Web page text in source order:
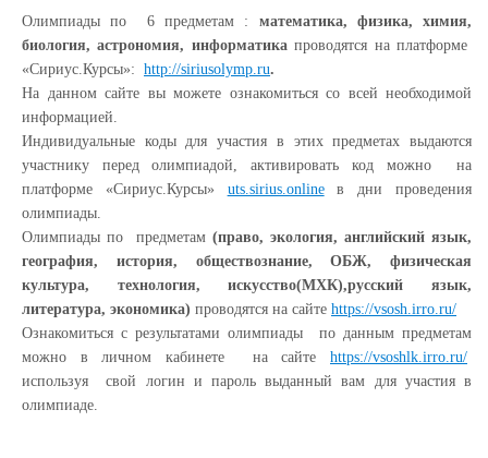
Олимпиады по 6 предметам : математика, физика, химия,
биология, астрономия, информатикапроводятся на платформе
«Сириус.Курсы»: http://siriusolymp.ru.
На данном сайте вы можете ознакомиться со всей необходимой
информацией.
Индивидуальные коды для участия в этих предметах выдаются
участнику перед олимпиадой, активировать код можно на
платформе «Сириус.Курсы» uts.sirius.onlineв дни проведения
олимпиады.
Олимпиады по предметам (право, экология, английский язык,
география, история, обществознание, ОБЖ, физическая
культура, технология, искусство(МХК),русский язык,
литература, экономика) проводятся на сайте https://vsosh.irro.ru/
Ознакомиться с результатами олимпиады по данным предметам
можно в личном кабинете на сайте https://vsoshlk.irro.ru/
используя свой логин и пароль выданный вам для участия в
олимпиаде.